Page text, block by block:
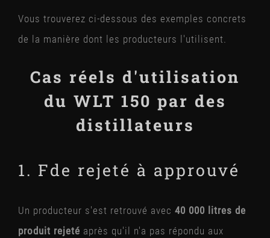
Vous trouverez ci-dessous des exemples concrets
de la manière dont les producteurs l'utilisent.
Cas réels d'utilisation
du WLT 150 par des
distillateurs
1. Fde rejeté à approuvé
Un producteur s'est retrouvé avec 40 000 litres de
produit rejeté après qu'il n'a pas répondu aux